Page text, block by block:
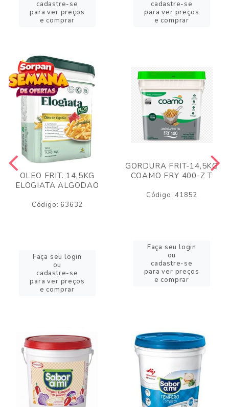
cadastre-se
para ver preços
e comprar
cadastre-se
para ver preços
e comprar
OLEO FRIT. 14,5KG
ELOGIATA ALGODAO
Código: 63632
Faça seu login
ou
cadastre-se
para ver preços
e comprar
GORDURA FRIT-14,5KG
COAMO FRY 400-Z T
Código: 41852
Faça seu login
ou
cadastre-se
para ver preços
e comprar